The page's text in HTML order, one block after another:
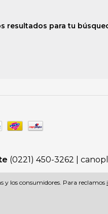
resultados para tu
(0221) 450-3262 |
y los consumidores. Para reclamos